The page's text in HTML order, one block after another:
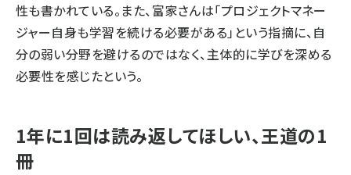
性も書かれている。また、富家さんは「プロジェクトマネー
ジャー自身も学習を続ける必要がある」という指摘に、自
分の弱い分野を避けるのではなく、主体的に学びを深める
必要性を感じたという。
1年に1回は読み返してほしい、王道の1
冊